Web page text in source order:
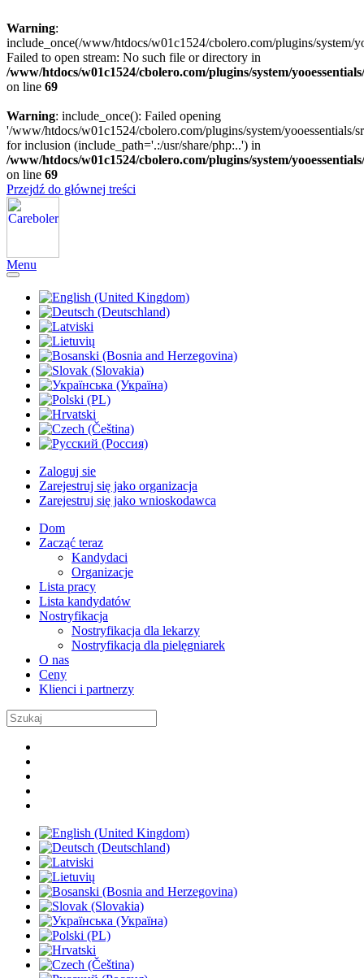
Warning:
include_once(/www/htdocs/w01c1524/cbolero.com/plugins/system/
Failed to open stream: No such file or directory in
/www/htdocs/w01c1524/cbolero.com/plugins/system/
on line 69
Warning: include_once(): Failed opening
'/www/htdocs/w01c1524/cbolero.com/plugins/system/yooessentials/
for inclusion (include_path='.:/usr/share/php:..') in
/www/htdocs/w01c1524/cbolero.com/plugins/system/
on line 69
Przejdź do głównej treści
Menu
Zaloguj sie
Zarejestruj się jako organizacja
Zarejestruj się jako wnioskodawca
Dom
Zacząć teraz
Kandydaci
Organizacje
Lista pracy
Lista kandydatów
Nostryfikacja
Nostryfikacja dla lekarzy
Nostryfikacja dla pielęgniarek
O nas
Ceny
Klienci i partnerzy